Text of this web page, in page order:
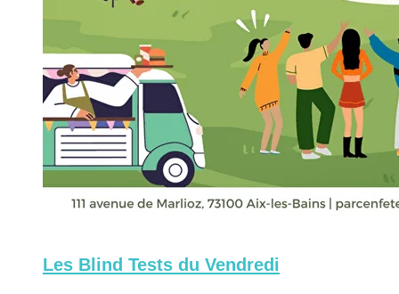
Les Blind Tests du Vendredi